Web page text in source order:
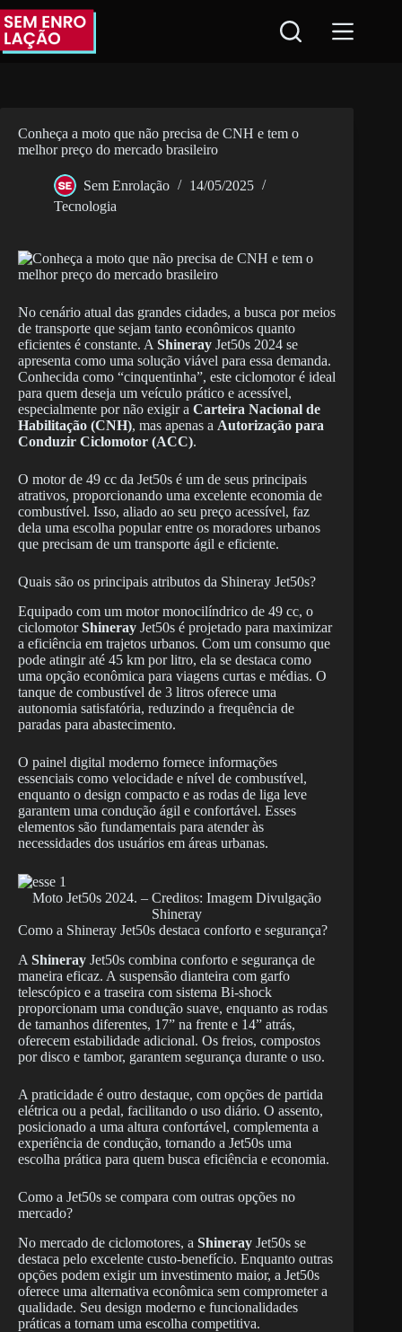
Pular
para
conteúdo
Conheça a moto que não precisa de CNH e tem o
melhor preço do mercado brasileiro
Sem Enrolação
14/05/2025
Tecnologia
No cenário atual das grandes cidades, a busca por meios
de transporte que sejam tanto econômicos quanto
eficientes é constante. A Shineray Jet50s 2024 se
apresenta como uma solução viável para essa demanda.
Conhecida como “cinquentinha”, este ciclomotor é ideal
para quem deseja um veículo prático e acessível,
especialmente por não exigir a Carteira Nacional de
Habilitação (CNH), mas apenas a Autorização para
Conduzir Ciclomotor (ACC).
O motor de 49 cc da Jet50s é um de seus principais
atrativos, proporcionando uma excelente economia de
combustível. Isso, aliado ao seu preço acessível, faz
dela uma escolha popular entre os moradores urbanos
que precisam de um transporte ágil e eficiente.
Quais são os principais atributos da Shineray Jet50s?
Equipado com um motor monocilíndrico de 49 cc, o
ciclomotorShineray Jet50s é projetado para maximizar
a eficiência em trajetos urbanos. Com um consumo que
pode atingir até 45 km por litro, ela se destaca como
uma opção econômica para viagens curtas e médias. O
tanque de combustível de 3 litros oferece uma
autonomia satisfatória, reduzindo a frequência de
paradas para abastecimento.
O painel digital moderno fornece informações
essenciais como velocidade e nível de combustível,
enquanto o design compacto e as rodas de liga leve
garantem uma condução ágil e confortável. Esses
elementos são fundamentais para atender às
necessidades dos usuários em áreas urbanas.
Moto Jet50s 2024. – Creditos: Imagem Divulgação
Shineray
Como a Shineray Jet50s destaca conforto e segurança?
A Shineray Jet50s combina conforto e segurança de
maneira eficaz. A suspensão dianteira com garfo
telescópico e a traseira com sistema Bi-shock
proporcionam uma condução suave, enquanto as rodas
de tamanhos diferentes, 17” na frente e 14” atrás,
oferecem estabilidade adicional. Os freios, compostos
por disco e tambor, garantem segurança durante o uso.
A praticidade é outro destaque, com opções de partida
elétrica ou a pedal, facilitando o uso diário. O assento,
posicionado a uma altura confortável, complementa a
experiência de condução, tornando a Jet50s uma
escolha prática para quem busca eficiência e economia.
Como a Jet50s se compara com outras opções no
mercado?
No mercado de ciclomotores, a Shineray Jet50s se
destaca pelo excelente custo-benefício. Enquanto outras
opções podem exigir um investimento maior, a Jet50s
oferece uma alternativa econômica sem comprometer a
qualidade. Seu design moderno e funcionalidades
práticas a tornam uma escolha competitiva.